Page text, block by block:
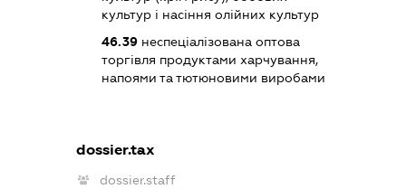
культур і насіння олійних культур
46.39 неспеціалізована оптова
торгівля продуктами харчування,
напоями та тютюновими виробами
dossier.tax
dossier.staff